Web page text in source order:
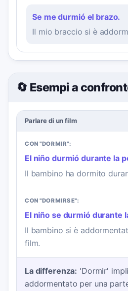
Se me durmió el brazo.
Il mio braccio si è
🔄 Esempi a
Parlare di un film
CON "DORMIR":
El niño durmió durante la
Il bambino ha dormito
CON "DORMIRSE":
El niño se durmió durante
Il bambino si è
film.
La differenza: 'Dormir'
addormentato per una